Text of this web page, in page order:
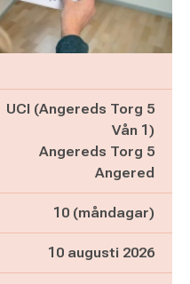
UCI (Angereds Torg 5
Vån 1)
Angereds Torg 5
Angered
10 (måndagar)
10 augusti 2026